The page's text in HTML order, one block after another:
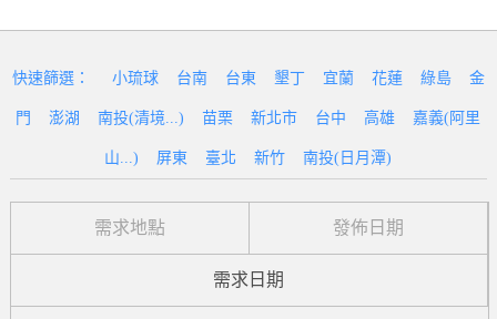
快速篩選： 小琉球 台南 台東 墾丁 宜蘭 花蓮 綠島 金
門 澎湖 南投(清境...) 苗栗 新北市 台中 高雄 嘉義(阿里
山...) 屏東 臺北 新竹 南投(日月潭)
需求地點 發佈日期
需求日期